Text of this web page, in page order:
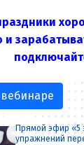
и
Прямой эфир «5
упражнений